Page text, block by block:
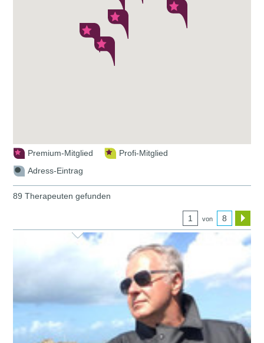
Premium-Mitglied
Profi-Mitglied
Adress-Eintrag
89 Therapeuten gefunden
1 von 8